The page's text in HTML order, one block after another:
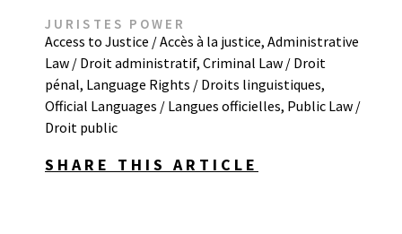
JURISTES POWER
Access to Justice / Accès à la justice, Administrative
Law / Droit administratif, Criminal Law / Droit
pénal, Language Rights / Droits linguistiques,
Official Languages / Langues officielles, Public Law /
Droit public
SHARE THIS ARTICLE